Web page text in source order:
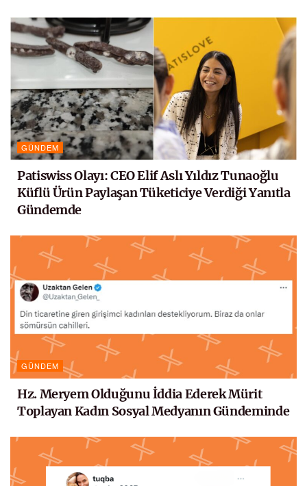
GÜNDEM
Patiswiss Olayı: CEO Elif Aslı Yıldız Tunaoğlu
Küflü Ürün Paylaşan Tüketiciye Verdiği Yanıtla
Gündemde
GÜNDEM
Hz. Meryem Olduğunu İddia Ederek Mürit
Toplayan Kadın Sosyal Medyanın Gündeminde